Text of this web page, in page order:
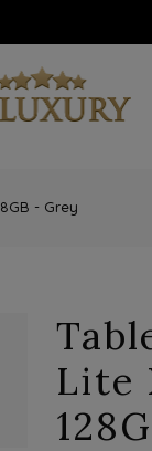
- Grey
Lite